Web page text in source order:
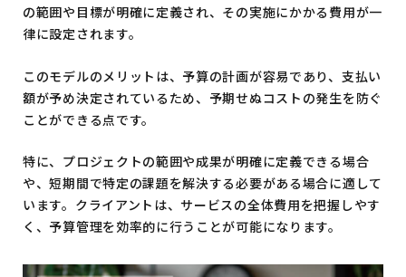
の範囲や目標が明確に定義され、その実施にかかる費用が一
律に設定されます。
このモデルのメリットは、予算の計画が容易であり、支払い
額が予め決定されているため、予期せぬコストの発生を防ぐ
ことができる点です。
特に、プロジェクトの範囲や成果が明確に定義できる場合
や、短期間で特定の課題を解決する必要がある場合に適して
います。クライアントは、サービスの全体費用を把握しやす
く、予算管理を効率的に行うことが可能になります。